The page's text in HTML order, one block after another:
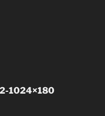
1024×180